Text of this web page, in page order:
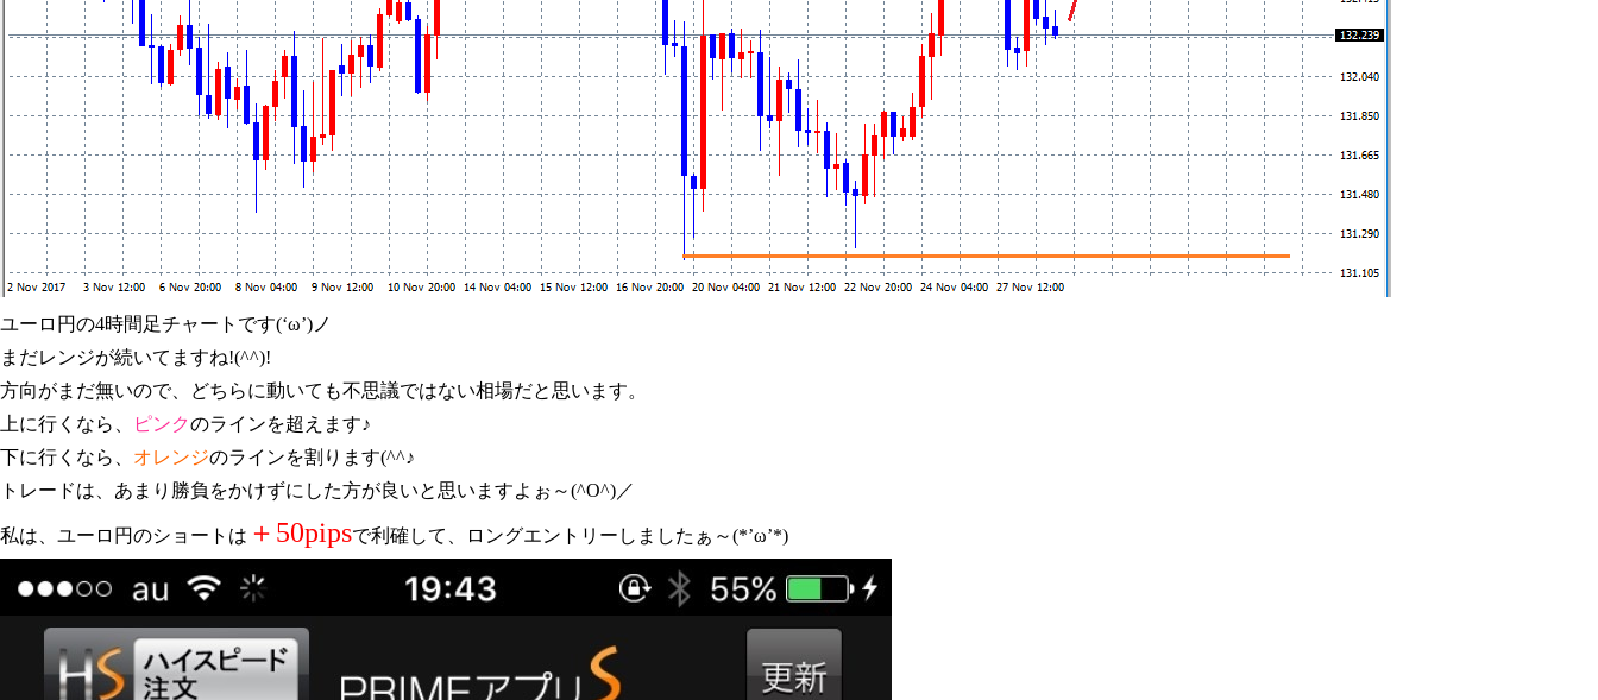
ユーロ円の4時間足チャートです(‘ω’)ノ
まだレンジが続いてますね!(^^)!
方向がまだ無いので、どちらに動いても不思議ではない相場だと思います。
上に行くなら、
ピンクのラインを超えます♪
下に行くなら、 オレンジのラインを割ります(^^♪
トレードは、あまり勝負をかけずにした方が良いと思いますよぉ～(^O^)／
私は、ユーロ円のショートは ＋50pipsで利確して、ロングエントリーしましたぁ～(*’ω’*)